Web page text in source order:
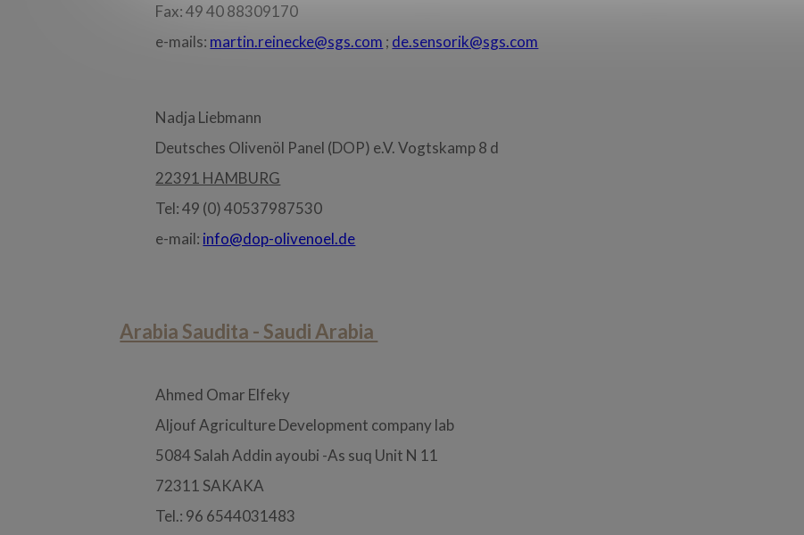
Fax: 49 40 88309170
e-mails: martin.reinecke@sgs.com ; de.sensorik@sgs.com
Nadja Liebmann
Deutsches Olivenöl Panel (DOP) e.V. Vogtskamp 8 d
22391 HAMBURG
Tel: 49 (0) 40537987530
e-mail: info@dop-olivenoel.de
Arabia Saudita - Saudi Arabia
Ahmed Omar Elfeky
Aljouf Agriculture Development company lab
5084 Salah Addin ayoubi -As suq Unit N 11
72311 SAKAKA
Tel.: 96 6544031483